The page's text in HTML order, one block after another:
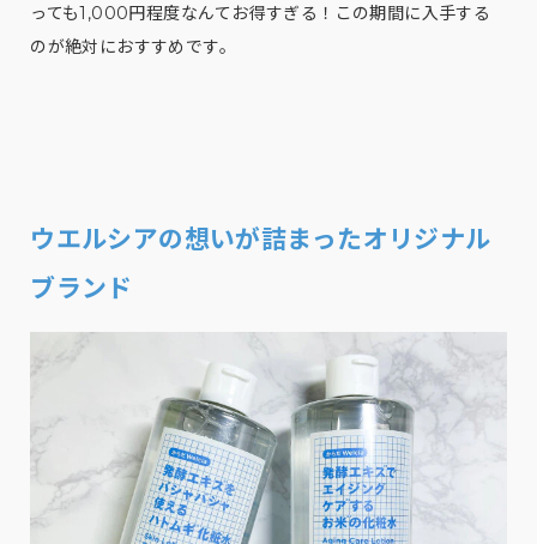
っても1,000円程度なんてお得すぎる！この期間に入手する
のが絶対におすすめです。
ウエルシアの想いが詰まったオリジナル
ブランド